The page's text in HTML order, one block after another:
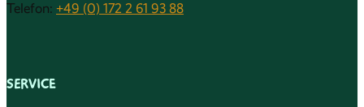
Telefon: +49 (0) 172 2 61 93 88
SERVICE